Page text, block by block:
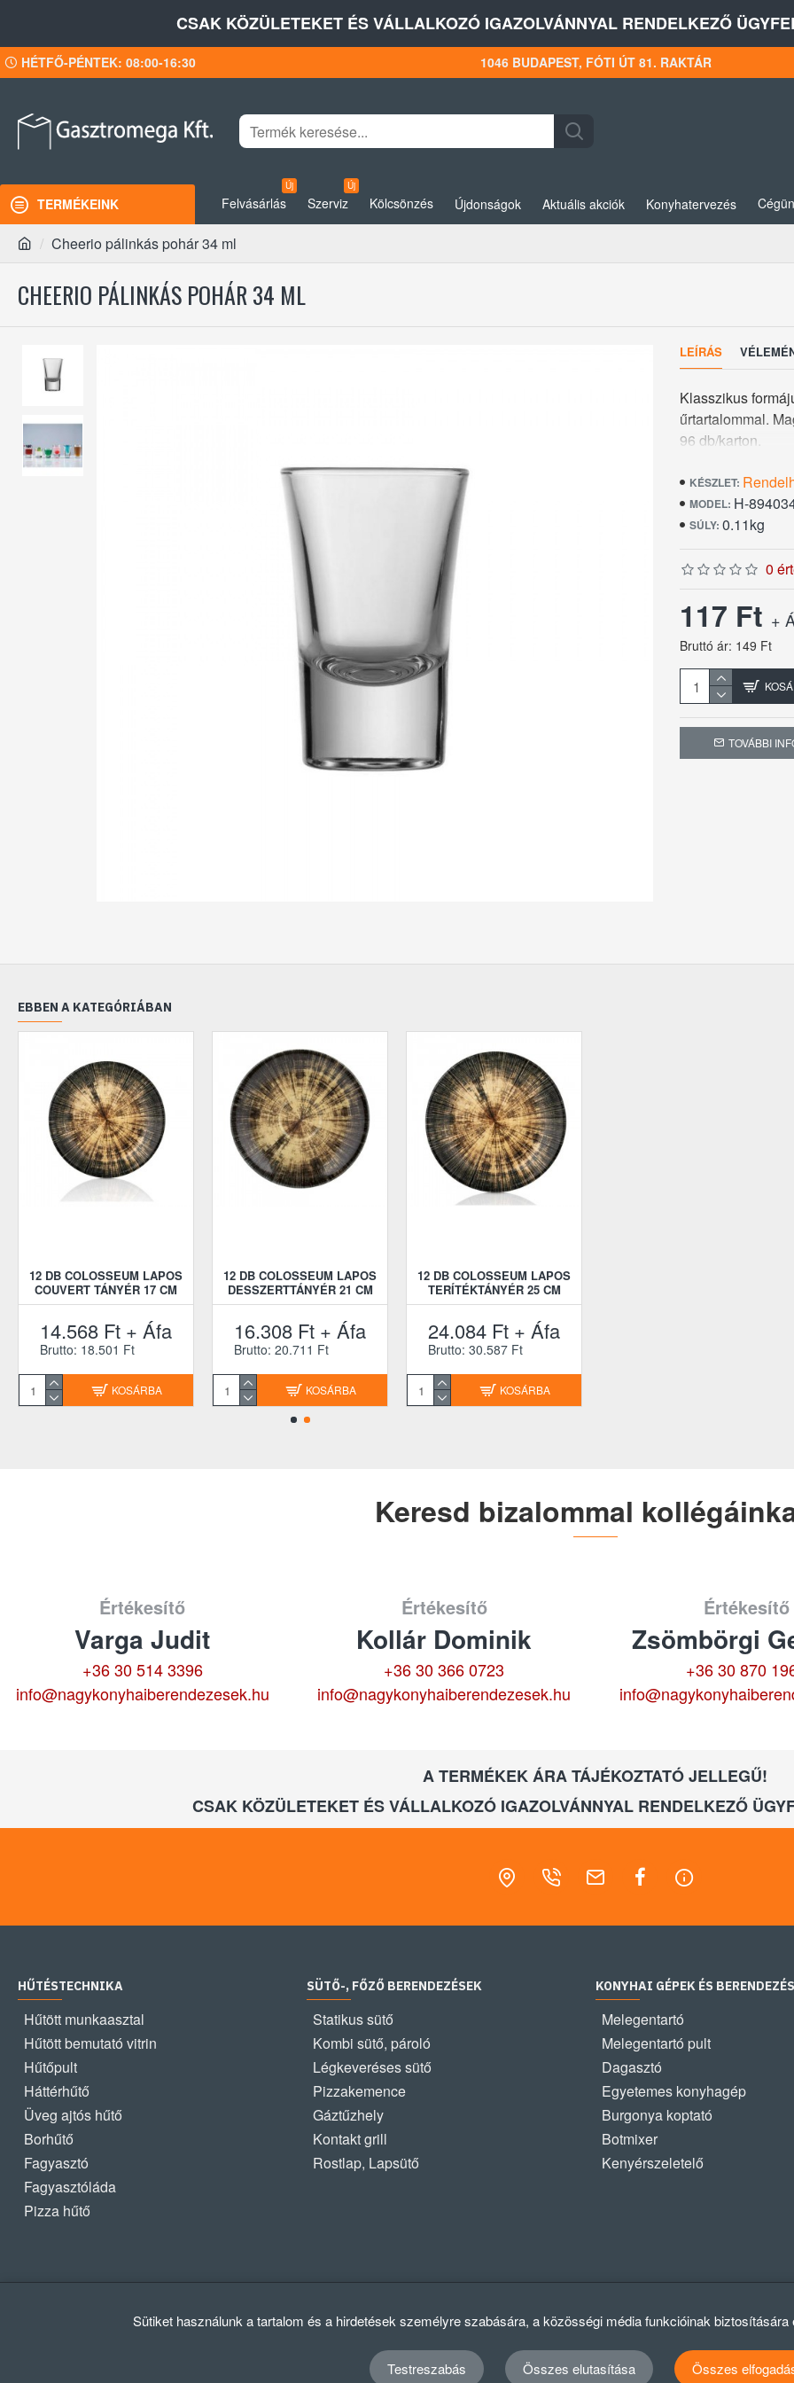
CSAK KÖZÜLETEKET ÉS VÁLLALKOZÓ IGAZOLVÁNNYAL RENDELKEZŐ
HÉTFŐ-PÉNTEK: 08:00-16:30 1046 BUDAPEST, FÓTI ÚT 81. RAKTÁR
TERMÉKEINK Felvásárlás
Új
Szerviz
Új
Kölcsönzés Újdonságok Aktuális akciók Konyhatervezés
Cheerio pálinkás pohár 34 ml
CHEERIO PÁLINKÁS POHÁR 34 ML
LEÍRÁS
Klasszikus
űrtartalommal.
96 db/karton.
KÉSZLET:
MODEL: H-
SÚLY: 0.11kg
0
117 Ft +
Bruttó ár: 149 Ft
TOVÁBBI
EBBEN A KATEGÓRIÁBAN
12 DB COLOSSEUM LAPOS
COUVERT TÁNYÉR 17 CM
14.568 Ft + Áfa
Brutto: 18.501 Ft
KOSÁRBA
12 DB COLOSSEUM LAPOS
DESSZERTTÁNYÉR 21 CM
16.308 Ft + Áfa
Brutto: 20.711 Ft
KOSÁRBA
12 DB COLOSSEUM LAPOS
TERÍTÉKTÁNYÉR 25 CM
24.084 Ft + Áfa
Brutto: 30.587 Ft
KOSÁRBA
Keresd bizalommal
Értékesítő
Varga Judit
+36 30 514 3396
info@nagykonyhaiberendezesek.hu
Értékesítő
Kollár Dominik
+36 30 366 0723
info@nagykonyhaiberendezesek.hu
Értékesítő
Zsömbörgi
+36 30 870
A TERMÉKEK ÁRA TÁJÉKOZTATÓ JELLEGŰ!
CSAK KÖZÜLETEKET ÉS VÁLLALKOZÓ IGAZOLVÁNNYAL RENDELKEZŐ
HŰTÉSTECHNIKA
Hűtött munkaasztal
Hűtött bemutató vitrin
Hűtőpult
Háttérhűtő
Üveg ajtós hűtő
Borhűtő
Fagyasztó
Fagyasztóláda
Pizza hűtő
SÜTŐ-, FŐZŐ BERENDEZÉSEK
Statikus sütő
Kombi sütő, pároló
Légkeveréses sütő
Pizzakemence
Gáztűzhely
Kontakt grill
Rostlap, Lapsütő
KONYHAI GÉPEK ÉS
Melegentartó
Melegentartó pult
Dagasztó
Egyetemes konyhagép
Burgonya koptató
Botmixer
Kenyérszeletelő
Sütiket használunk a tartalom és a hirdetések személyre szabására, a közösségi média funkcióinak
Testreszabás Összes elutasítása Összes